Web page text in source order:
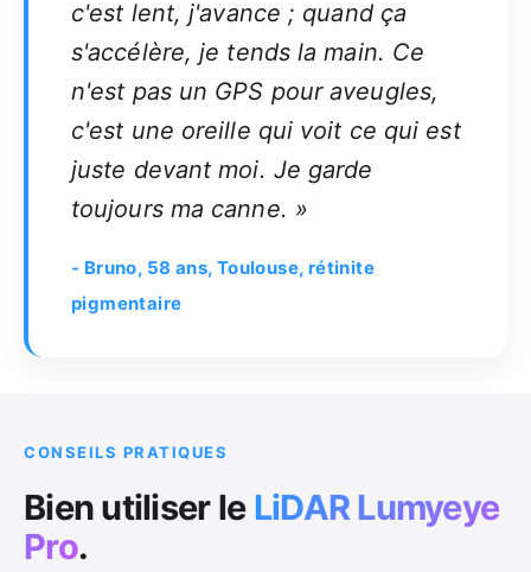
c'est lent, j'avance ; quand ça
s'accélère, je tends la main. Ce
n'est pas un GPS pour aveugles,
c'est une oreille qui voit ce qui est
juste devant moi. Je garde
toujours ma canne. »
- Bruno, 58 ans, Toulouse, rétinite
pigmentaire
CONSEILS PRATIQUES
Bien utiliser le LiDAR Lumyeye
Pro.